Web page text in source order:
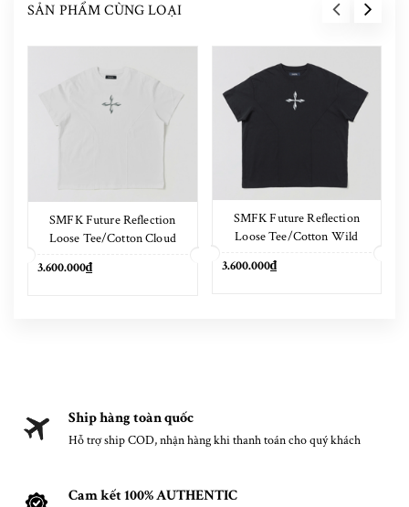
SẢN PHẨM CÙNG LOẠI
SMFK Future Reflection
Loose Tee/Cotton Cloud
3.600.000₫
SMFK Future Reflection
Loose Tee/Cotton Wild
3.600.000₫
Ship hàng toàn quốc
Hỗ trợ ship COD, nhận hàng khi thanh toán cho quý khách
Cam kết 100% AUTHENTIC